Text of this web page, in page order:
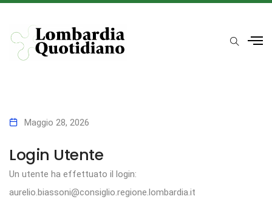
Maggio 28, 2026
Login Utente
Un utente ha effettuato il login:
aurelio.biassoni@consiglio.regione.lombardia.it